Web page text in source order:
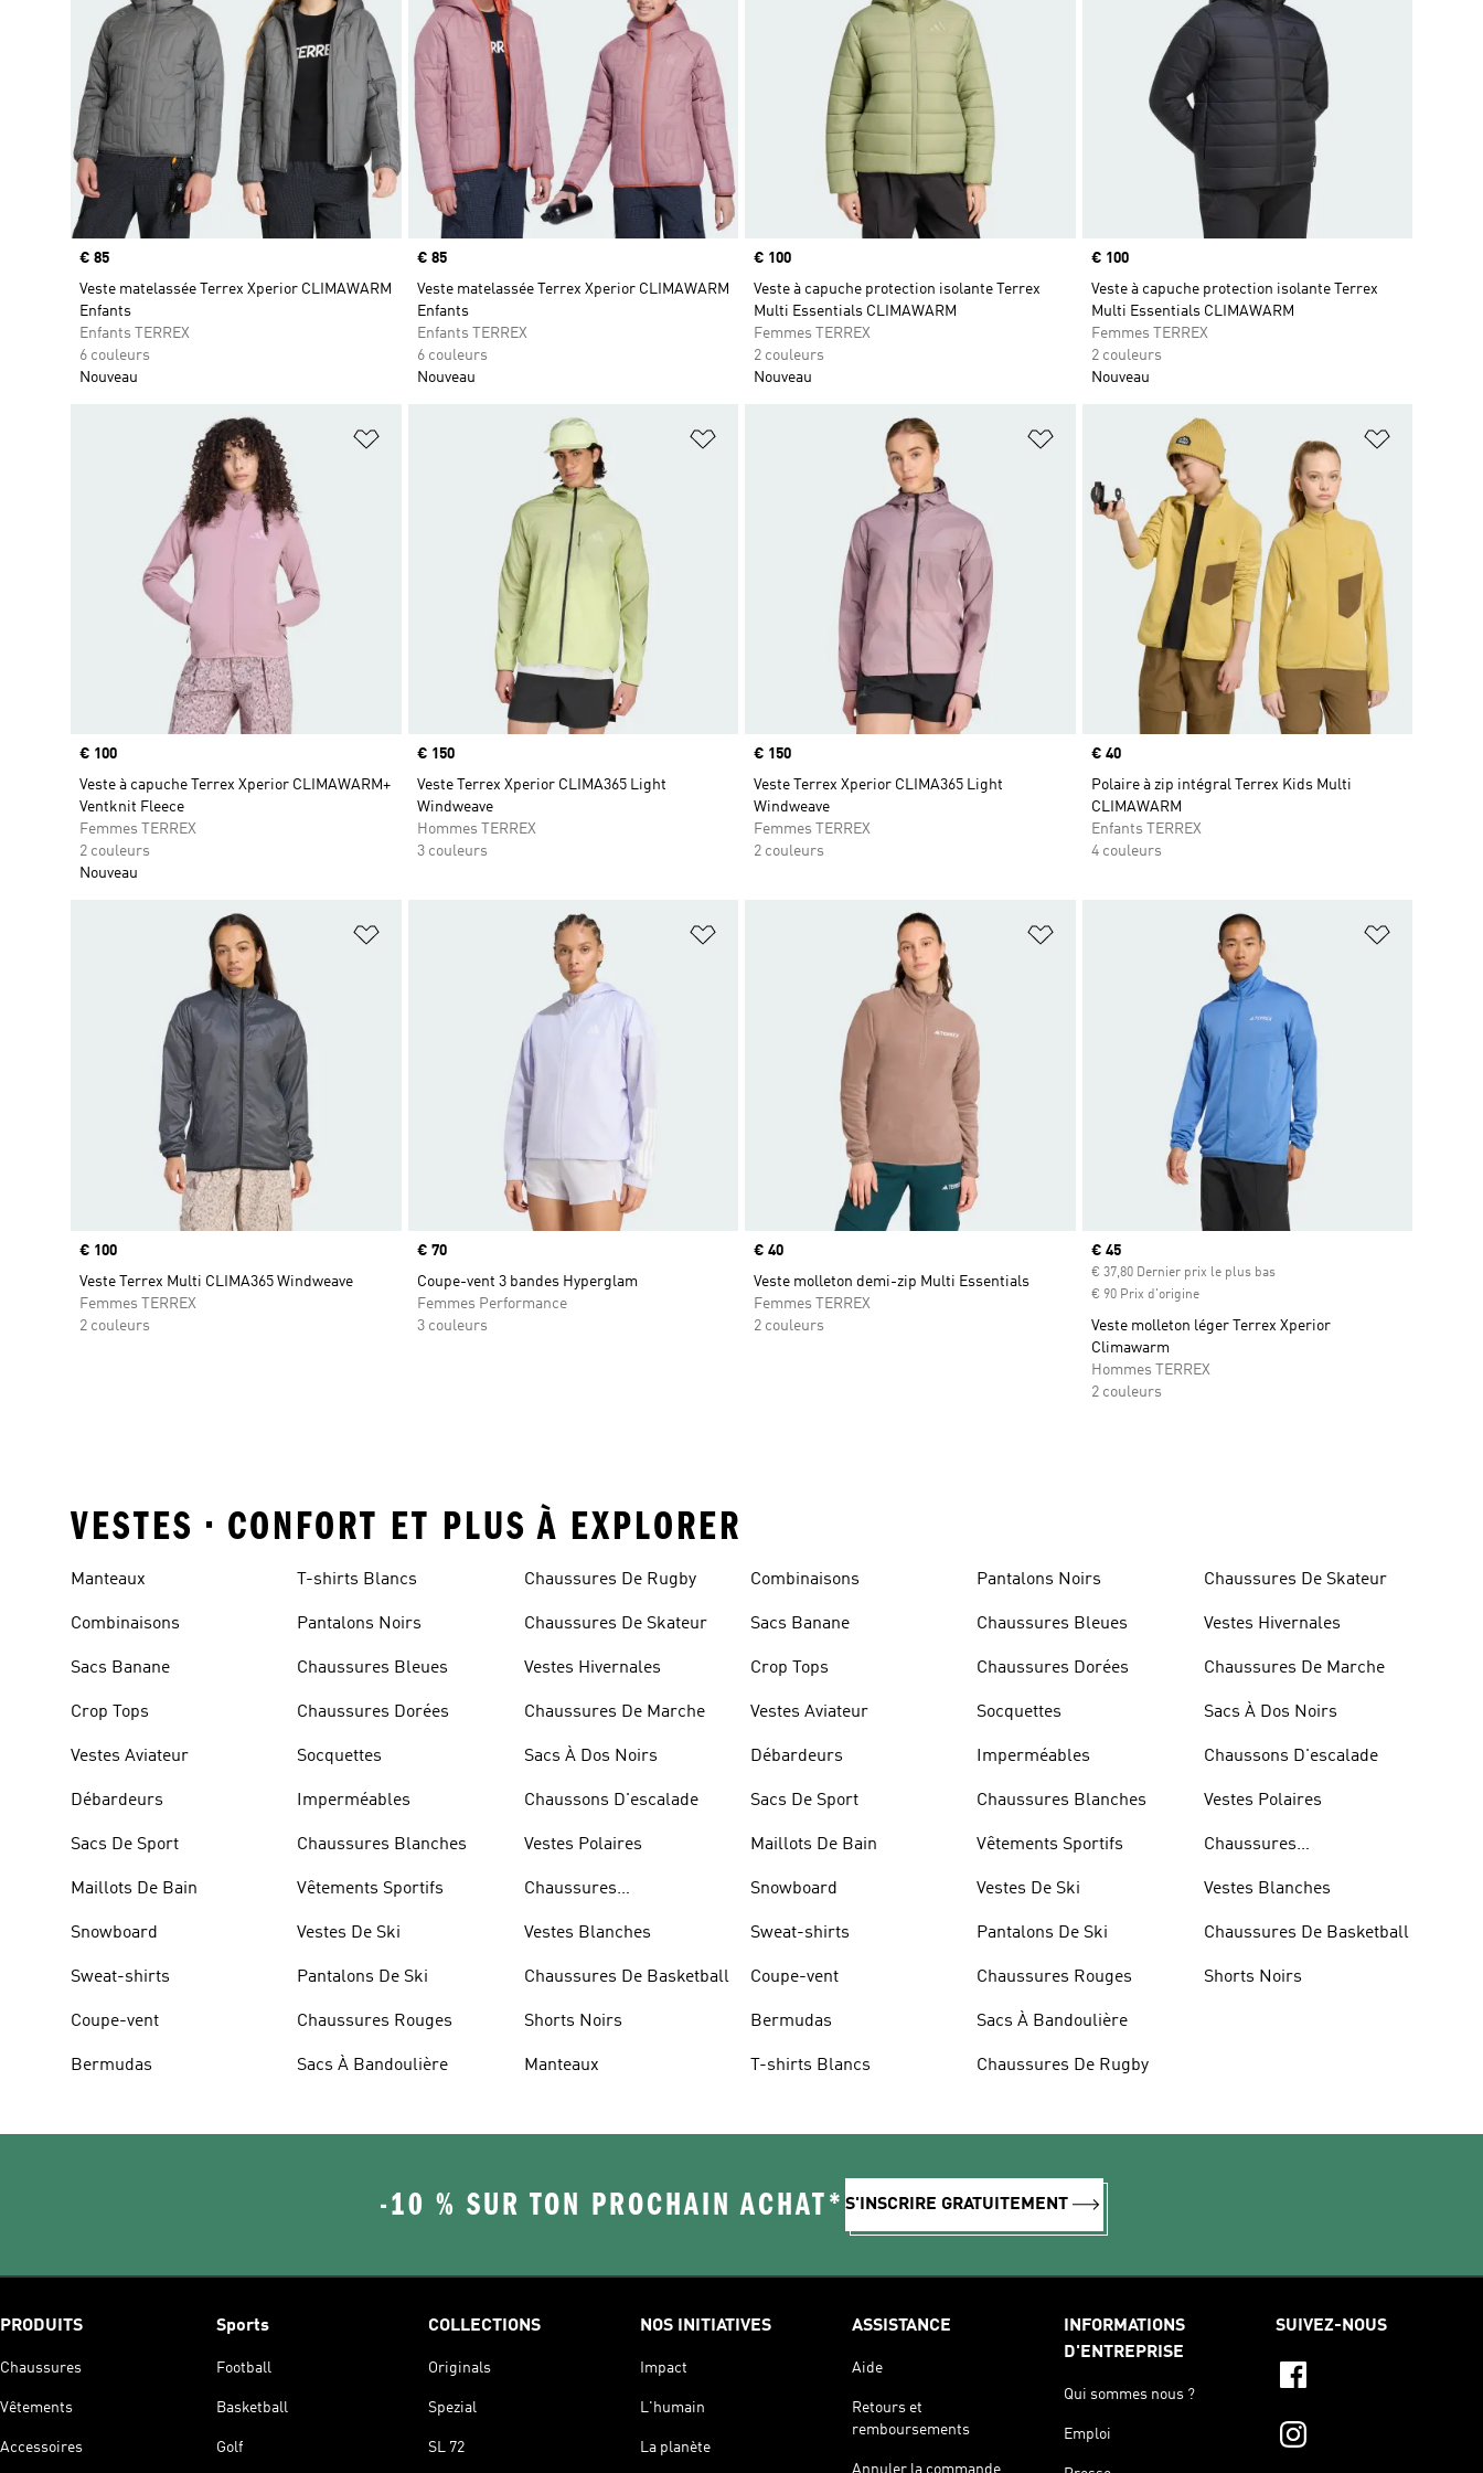
Prix
€ 85
Veste matelassée Terrex Xperior CLIMAWARM
Enfants
Enfants TERREX
6 couleurs
Nouveau
Prix
€ 85
Veste matelassée Terrex Xperior CLIMAWARM
Enfants
Enfants TERREX
6 couleurs
Nouveau
Prix
€ 100
Veste à capuche protection isolante Terrex
Multi Essentials CLIMAWARM
Femmes TERREX
2 couleurs
Nouveau
Prix
€ 100
Veste à capuche protection isolante Terrex
Multi Essentials CLIMAWARM
Femmes TERREX
2 couleurs
Nouveau
Ajouter à la Liste de produits favoris
Prix
€ 100
Veste à capuche Terrex Xperior CLIMAWARM+
Ventknit Fleece
Femmes TERREX
2 couleurs
Nouveau
Ajouter à la Liste de produits favoris
Prix
€ 150
Veste Terrex Xperior CLIMA365 Light
Windweave
Hommes TERREX
3 couleurs
Ajouter à la Liste de produits favoris
Prix
€ 150
Veste Terrex Xperior CLIMA365 Light
Windweave
Femmes TERREX
2 couleurs
Prix
€ 40
Polaire à zip intégral Terrex Kids Multi
CLIMAWARM
Enfants TERREX
4 couleurs
Ajouter à la Liste de produits favoris
Prix
€ 100
Veste Terrex Multi CLIMA365 Windweave
Femmes TERREX
2 couleurs
Ajouter à la Liste de produits favoris
Prix
€ 70
Coupe-vent 3 bandes Hyperglam
Femmes Performance
3 couleurs
Ajouter à la Liste de produits favoris
Prix
€ 40
Veste molleton demi-zip Multi Essentials
Femmes TERREX
2 couleurs
Prix actuel
€ 45
€ 37,80 Dernier prix le plus bas
€ 90 Prix d'origine
Veste molleton léger Terrex Xperior
Climawarm
Hommes TERREX
2 couleurs
VESTES • CONFORT ET PLUS À EXPLORER
Manteaux
Combinaisons
Sacs Banane
Crop Tops
Vestes Aviateur
Débardeurs
Sacs De Sport
Maillots De Bain
Snowboard
Sweat-shirts
Coupe-vent
Bermudas
T-shirts Blancs
Pantalons Noirs
Chaussures Bleues
Chaussures Dorées
Socquettes
Imperméables
Chaussures Blanches
Vêtements Sportifs
Vestes De Ski
Pantalons De Ski
Chaussures Rouges
Sacs À Bandoulière
Chaussures De Rugby
Chaussures De Skateur
Vestes Hivernales
Chaussures De Marche
Sacs À Dos Noirs
Chaussons D'escalade
Vestes Polaires
Chaussures
Vestes Blanches
Chaussures De Basketball
Shorts Noirs
Manteaux
Combinaisons
Sacs Banane
Crop Tops
Vestes Aviateur
Débardeurs
Sacs De Sport
Maillots De Bain
Snowboard
Sweat-shirts
Coupe-vent
Bermudas
T-shirts Blancs
Pantalons Noirs
Chaussures Bleues
Chaussures Dorées
Socquettes
Imperméables
Chaussures Blanches
Vêtements Sportifs
Vestes De Ski
Pantalons De Ski
Chaussures Rouges
Sacs À Bandoulière
Chaussures De Rugby
Chaussures De Skateur
Vestes Hivernales
Chaussures De Marche
Sacs À Dos Noirs
Chaussons D'escalade
Vestes Polaires
Chaussures
Vestes Blanches
Chaussures De Basketball
Shorts Noirs
-10 % SUR TON PROCHAIN ACHAT* S'INSCRIRE GRATUITEMENT
PRODUITS
Chaussures
Vêtements
Accessoires
Sports
Football
Basketball
Golf
COLLECTIONS
Originals
Spezial
SL 72
NOS INITIATIVES
Impact
L'humain
La planète
ASSISTANCE
Aide
Retours et
remboursements
Annuler la commande
INFORMATIONS
D'ENTREPRISE
Qui sommes nous ?
Emploi
SUIVEZ-NOUS